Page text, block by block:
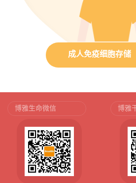
成人免疫细胞存储
博雅生命微信 博雅